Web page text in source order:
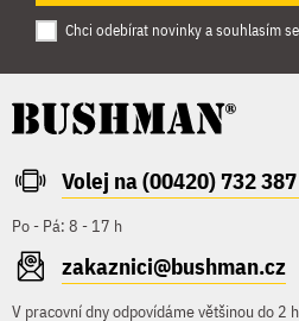
Chci odebírat novinky a souhlasím se
Volej na (00420) 732
Po - Pá: 8 - 17 h
zakaznici@bushman.cz
V pracovní dny odpovídáme většinou do 2